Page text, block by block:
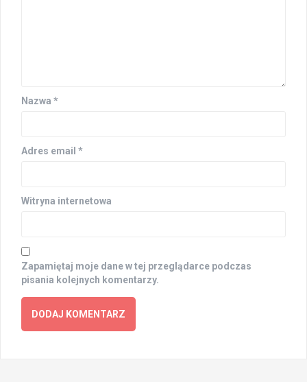
Nazwa *
Adres email *
Witryna internetowa
Zapamiętaj moje dane w tej przeglądarce podczas
pisania kolejnych komentarzy.